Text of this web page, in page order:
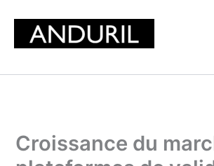
content
Croissance du